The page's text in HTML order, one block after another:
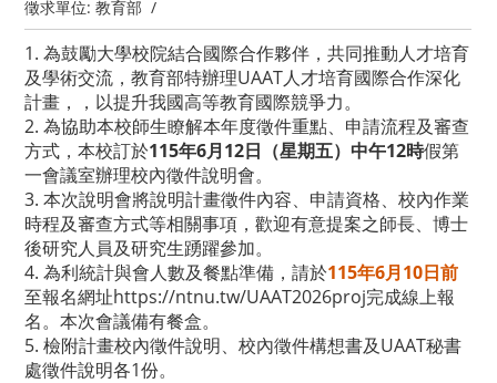
徵求單位: 教育部 /
1. 為鼓勵大學校院結合國際合作夥伴，共同推動人才培育
及學術交流，教育部特辦理UAAT人才培育國際合作深化
計畫，，以提升我國高等教育國際競爭力。
2. 為協助本校師生瞭解本年度徵件重點、申請流程及審查
方式，本校訂於115年6月12日（星期五）中午12時假第
一會議室辦理校內徵件說明會。
3. 本次說明會將說明計畫徵件內容、申請資格、校內作業
時程及審查方式等相關事項，歡迎有意提案之師長、博士
後研究人員及研究生踴躍參加。
4. 為利統計與會人數及餐點準備，請於115年6月10日前
至報名網址https://ntnu.tw/UAAT2026proj完成線上報
名。本次會議備有餐盒。
5. 檢附計畫校內徵件說明、校內徵件構想書及UAAT秘書
處徵件說明各1份。